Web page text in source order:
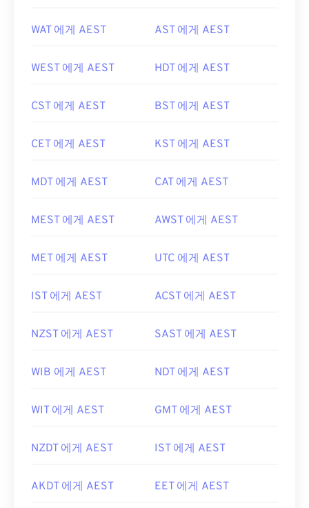
WAT 에게 AEST AST 에게 AEST
WEST 에게 AEST HDT 에게 AEST
CST 에게 AEST BST 에게 AEST
CET 에게 AEST KST 에게 AEST
MDT 에게 AEST CAT 에게 AEST
MEST 에게 AEST AWST 에게 AEST
MET 에게 AEST UTC 에게 AEST
IST 에게 AEST ACST 에게 AEST
NZST 에게 AEST SAST 에게 AEST
WIB 에게 AEST NDT 에게 AEST
WIT 에게 AEST GMT 에게 AEST
NZDT 에게 AEST IST 에게 AEST
AKDT 에게 AEST EET 에게 AEST